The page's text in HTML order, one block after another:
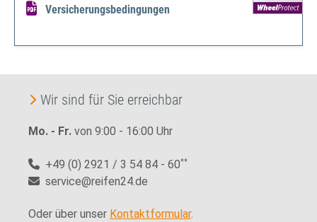
Versicherungsbedingungen
Wir sind für Sie erreichbar
Mo. - Fr. von 9:00 - 16:00 Uhr
+49 (0) 2921 / 3 54 84 - 60**
service@reifen24.de
Oder über unser Kontaktformular.